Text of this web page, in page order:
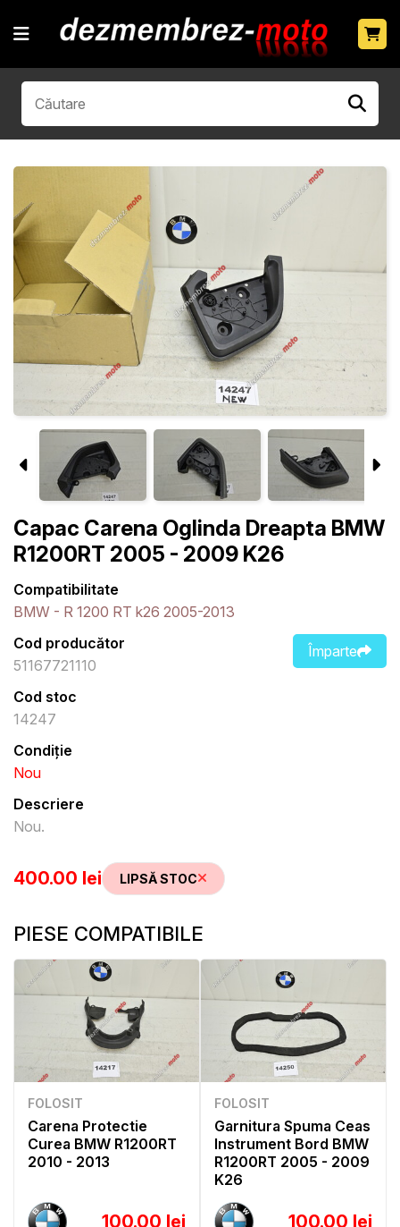
Capac Carena Oglinda Dreapta BMW
R1200RT 2005 - 2009 K26
Compatibilitate
BMW - R 1200 RT k26 2005-2013
Împarte
Cod producător
51167721110
Cod stoc
14247
Condiție
Nou
Descriere
Nou.
400.00 lei LIPSĂ STOC
PIESE COMPATIBILE
FOLOSIT
Carena Protectie
Curea BMW R1200RT
2010 - 2013
100.00 lei
FOLOSIT
Garnitura Spuma Ceas
Instrument Bord BMW
R1200RT 2005 - 2009
K26
100.00 lei